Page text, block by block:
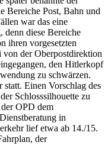
Bereiche Post, Bahn und
war das eine
denn diese Bereiche
ihren vorgesetzten
von der Oberpostdirektion
den Hitlerkopf
zu schwärzen.
Einen Vorschlag des
Schlosssilhouette zu
OPD dem
in
lief etwa ab 14./15.
der